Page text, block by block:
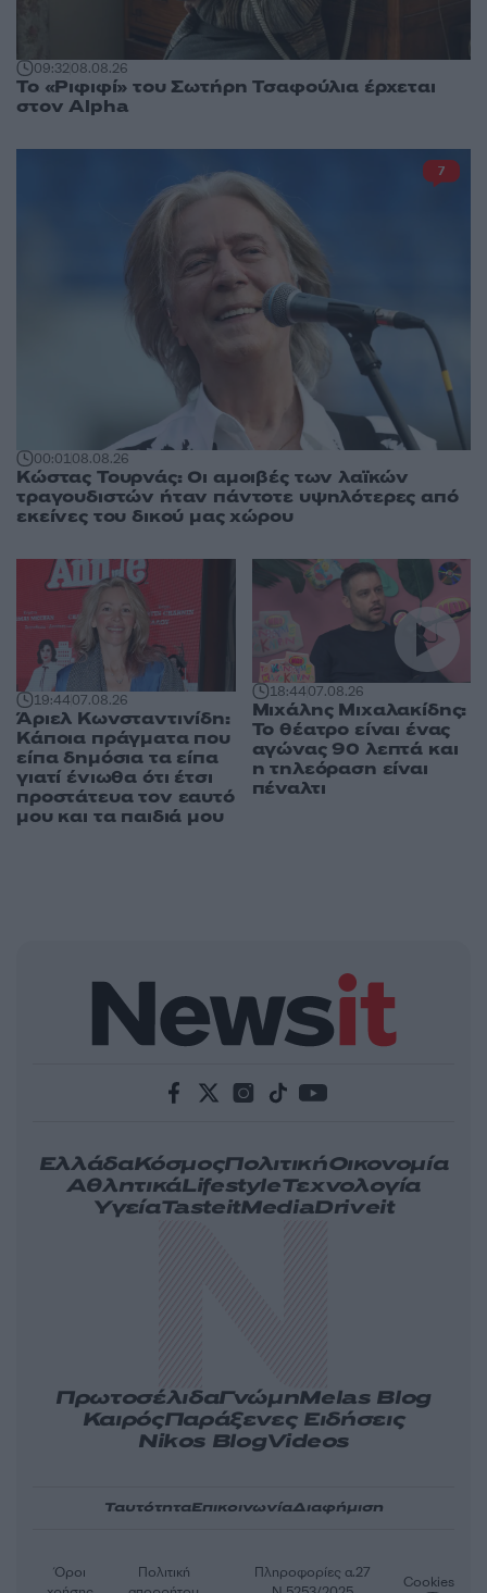
09:3208.08.26
Το «Ριφιφί» του Σωτήρη Τσαφούλια έρχεται
στον Alpha
00:0108.08.26
Κώστας Τουρνάς: Οι αμοιβές των λαϊκών
τραγουδιστών ήταν πάντοτε υψηλότερες από
εκείνες του δικού μας χώρου
7
19:4407.08.26
Άριελ Κωνσταντινίδη:
Κάποια πράγματα που
είπα δημόσια τα είπα
γιατί ένιωθα ότι έτσι
προστάτευα τον εαυτό
μου και τα παιδιά μου
18:4407.08.26
Μιχάλης Μιχαλακίδης:
Το θέατρο είναι ένας
αγώνας 90 λεπτά και
η τηλεόραση είναι
πέναλτι
ΕλλάδαΚόσμοςΠολιτικήΟικονομία
ΑθλητικάLifestyleΤεχνολογία
ΥγείαTasteitMediaDriveit
ΠρωτοσέλιδαΓνώμηMelas Blog
ΚαιρόςΠαράξενες Ειδήσεις
Nikos BlogVideos
ΤαυτότηταΕπικοινωνίαΔιαφήμιση
Όροι
Πολιτική
Πληροφορίες α.27
Cookies